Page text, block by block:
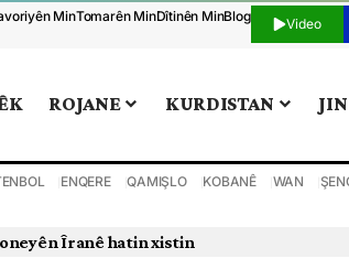
MinTomarên MinDîtinên MinBlog Video
ROJANE KURDISTAN JIN
ENQERE QAMIŞLO KOBANÊ WAN
Îranê hatin xistin